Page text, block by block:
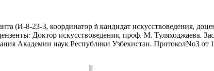
(И-8-23-3, координатор ñ кандидат искусствоведения,
Доктор искусствоведения, проф. М. Туляходжаева.
Академии наук Республики Узбекистан. ПротоколNo3 от